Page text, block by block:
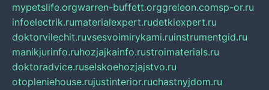
mypetslife.orgwarren-buffett.orggreleon.comsp-or.ru
infoelectrik.rumaterialexpert.rudetkiexpert.ru
doktorvilechit.ruvsesvoimirykami.ruinstrumentgid.ru
manikjurinfo.ruhozjajkainfo.rustroimaterials.ru
doktoradvice.ruselskoehozjajstvo.ru
otopleniehouse.rujustinterior.ruchastnyjdom.ru